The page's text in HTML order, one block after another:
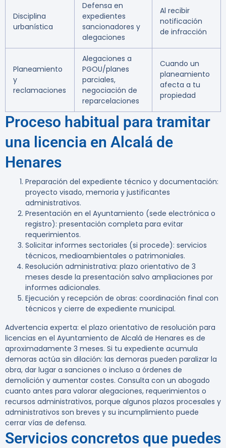
Disciplina
urbanística
Defensa en
expedientes
sancionadores y
alegaciones
Al recibir
notificación
de infracción
Planeamiento
y
reclamaciones
Alegaciones a
PGOU/planes
parciales,
negociación de
reparcelaciones
Cuando un
planeamiento
afecta a tu
propiedad
Proceso habitual para tramitar
una licencia en Alcalá de
Henares
Preparación del expediente técnico y documentación:
proyecto visado, memoria y justificantes
administrativos.
Presentación en el Ayuntamiento (sede electrónica o
registro): presentación completa para evitar
requerimientos.
Solicitar informes sectoriales (si procede): servicios
técnicos, medioambientales o patrimoniales.
Resolución administrativa: plazo orientativo de 3
meses desde la presentación salvo ampliaciones por
informes adicionales.
Ejecución y recepción de obras: coordinación final con
técnicos y cierre de expediente municipal.
Advertencia experta: el plazo orientativo de resolución para
licencias en el Ayuntamiento de Alcalá de Henares es de
aproximadamente 3 meses. Si tu expediente acumula
demoras actúa sin dilación: las demoras pueden paralizar la
obra, dar lugar a sanciones o incluso a órdenes de
demolición y aumentar costes. Consulta con un abogado
cuanto antes para valorar alegaciones, requerimientos o
recursos administrativos, porque algunos plazos procesales y
administrativos son breves y su incumplimiento puede
cerrar vías de defensa.
Servicios concretos que puedes